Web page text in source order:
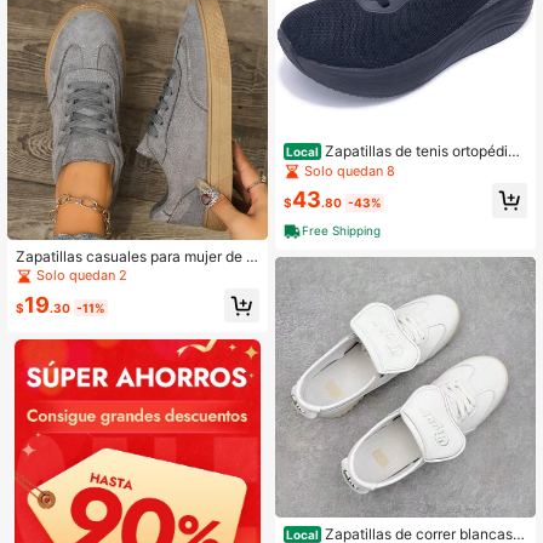
Zapatillas casuales para mujer de t
alla grande, zapatos planos de punt
a redonda con cordones, suela de g
oma, zapatos de lona transpirables,
Rojo
Solo quedan 2
$19.30 -11%
Local Zapatillas de tenis ortopédica
s anchas HQH para mujer con sopor
te de arco para fascitis plantar
Solo quedan 8
$43.80 -43%
Free Shipping
Local Zapatillas de correr blancas